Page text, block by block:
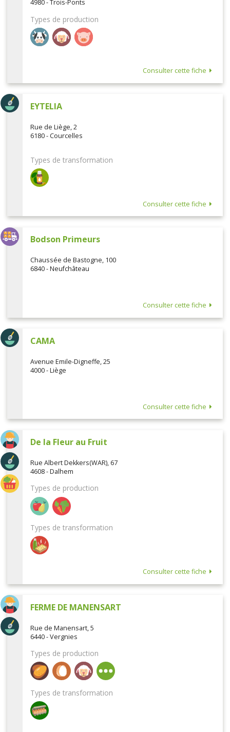
4980 - Trois-Ponts
Types de production
Consulter cette fiche
EYTELIA
Rue de Liège, 2
6180 - Courcelles
Types de transformation
Consulter cette fiche
Bodson Primeurs
Chaussée de Bastogne, 100
6840 - Neufchâteau
Consulter cette fiche
CAMA
Avenue Emile-Digneffe, 25
4000 - Liège
Consulter cette fiche
De la Fleur au Fruit
Rue Albert Dekkers(WAR), 67
4608 - Dalhem
Types de production
Types de transformation
Consulter cette fiche
FERME DE MANENSART
Rue de Manensart, 5
6440 - Vergnies
Types de production
Types de transformation